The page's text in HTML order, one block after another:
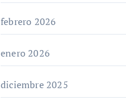
febrero 2026
enero 2026
diciembre 2025